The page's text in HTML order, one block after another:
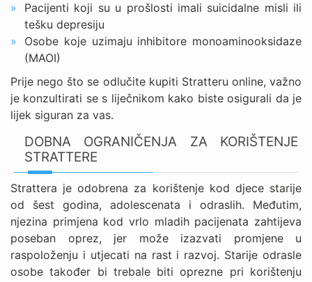
Pacijenti koji su u prošlosti imali suicidalne misli ili
tešku depresiju
Osobe koje uzimaju inhibitore monoaminooksidaze
(MAOI)
Prije nego što se odlučite kupiti Stratteru online, važno
je konzultirati se s liječnikom kako biste osigurali da je
lijek siguran za vas.
DOBNA OGRANIČENJA ZA KORIŠTENJE
STRATTERE
Strattera je odobrena za korištenje kod djece starije
od šest godina, adolescenata i odraslih. Međutim,
njezina primjena kod vrlo mladih pacijenata zahtijeva
poseban oprez, jer može izazvati promjene u
raspoloženju i utjecati na rast i razvoj. Starije odrasle
osobe također bi trebale biti oprezne pri korištenju